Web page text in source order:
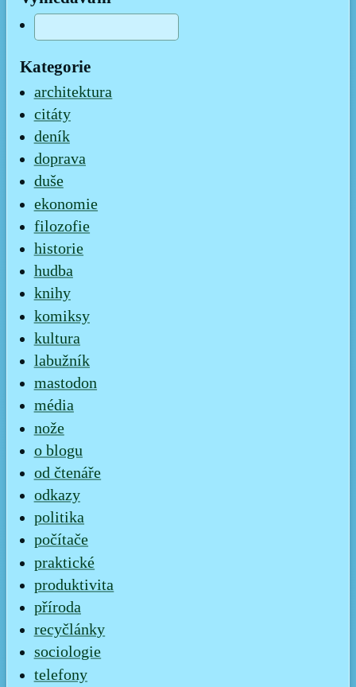
Kategorie
architektura
citáty
deník
doprava
duše
ekonomie
filozofie
historie
hudba
knihy
komiksy
kultura
labužník
mastodon
média
nože
o blogu
od čtenáře
odkazy
politika
počítače
praktické
produktivita
příroda
recyčlánky
sociologie
telefony